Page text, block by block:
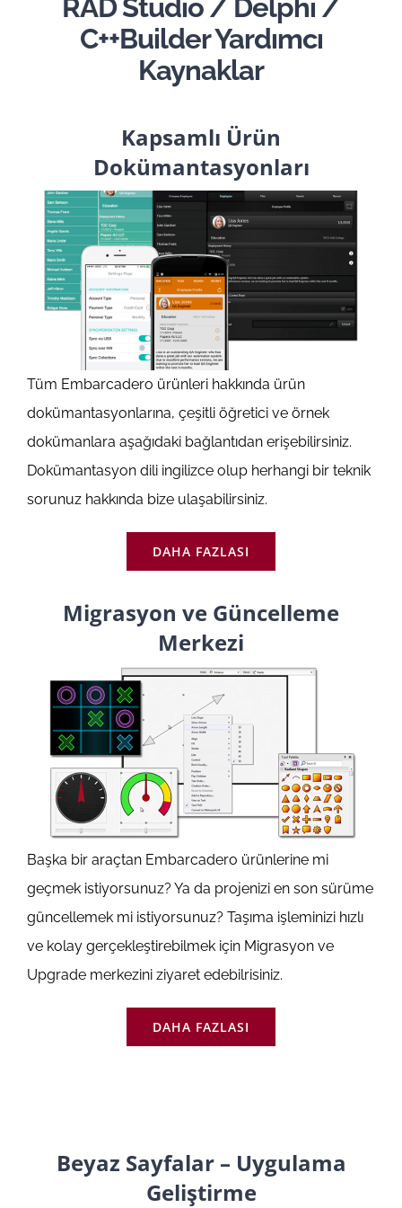
RAD Studio / Delphi /
C++Builder Yardımcı
Kaynaklar
Kapsamlı Ürün
Dokümantasyonları
Tüm Embarcadero ürünleri hakkında ürün
dokümantasyonlarına, çeşitli öğretici ve örnek
dokümanlara aşağıdaki bağlantıdan erişebilirsiniz.
Dokümantasyon dili ingilizce olup herhangi bir teknik
sorunuz hakkında bize ulaşabilirsiniz.
DAHA FAZLASI
Migrasyon ve Güncelleme
Merkezi
Başka bir araçtan Embarcadero ürünlerine mi
geçmek istiyorsunuz? Ya da projenizi en son sürüme
güncellemek mi istiyorsunuz? Taşıma işleminizi hızlı
ve kolay gerçekleştirebilmek için Migrasyon ve
Upgrade merkezini ziyaret edebilrisiniz.
DAHA FAZLASI
Beyaz Sayfalar – Uygulama
Geliştirme